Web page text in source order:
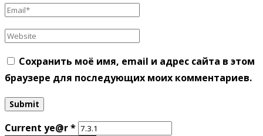
Сохранить моё имя, email и адрес сайта в этом
браузере для последующих моих комментариев.
Current ye@r*